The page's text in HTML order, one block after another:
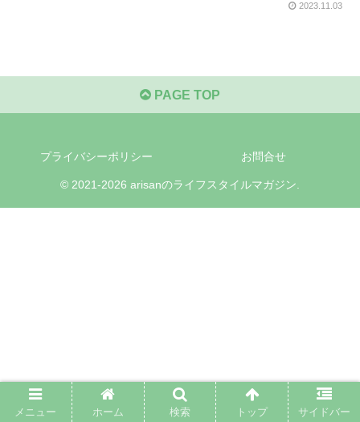
2023.11.03
PAGE TOP
プライバシーポリシー お問合せ
© 2021-2026 arisanのライフスタイルマガジン.
メニュー ホーム 検索 トップ サイドバー